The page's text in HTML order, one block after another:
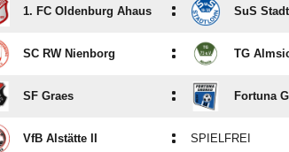
1. FC Oldenburg Ahaus : SuS
SC RW Nienborg : TG
SF Graes : Fortuna
VfB Alstätte II : SPIELFREI